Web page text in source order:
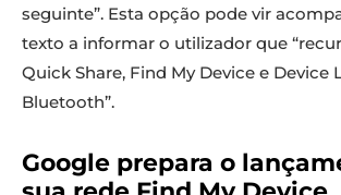
seguinte”. Esta opção pode vir
texto a informar o utilizador que
Quick Share, Find My Device e Device
Bluetooth”.
Google prepara o